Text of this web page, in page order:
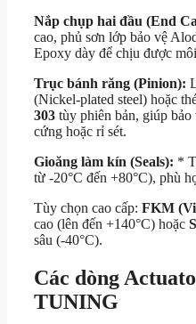
Nắp chụp hai đầu (End
cao, phủ sơn lớp bảo vệ
Epoxy dày để chịu được
Trục bánh răng (Pinion):
(Nickel-plated steel) hoặc
303 tùy phiên bản, giúp
cứng hoặc rỉ sét.
Gioăng làm kín (Seals): *
từ -20°C đến +80°C), phù
Tùy chọn cao cấp: FKM
cao (lên đến +140°C) hoặc
sâu (-40°C).
Các dòng
TUNING